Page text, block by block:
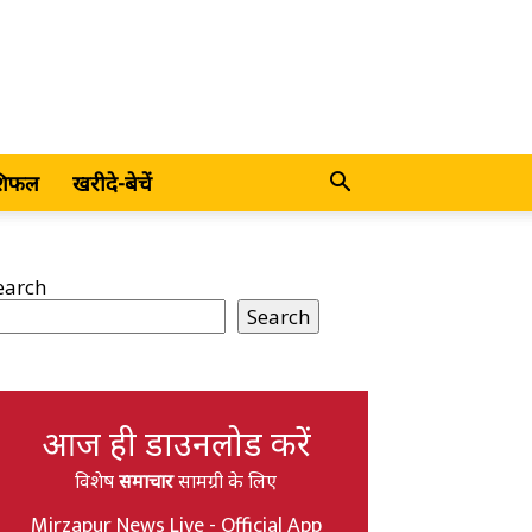
खरीदे-बेचें
Search
आज ही डाउनलोड करें
विशेषसमाचारसामग्री के लिए